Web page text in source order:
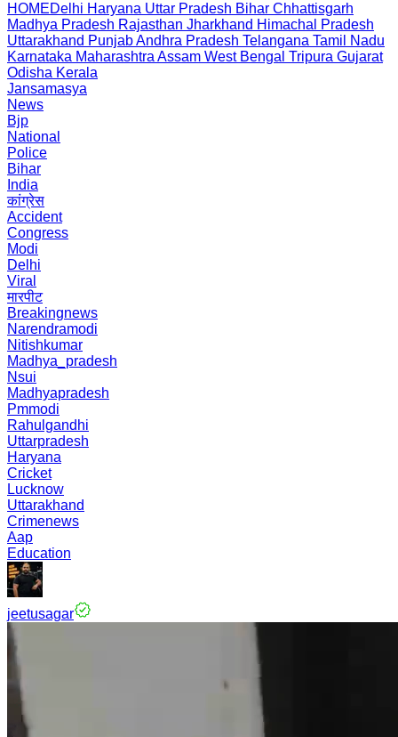
HOMEDelhi Haryana Uttar Pradesh Bihar Chhattisgarh
Madhya Pradesh Rajasthan Jharkhand Himachal Pradesh
Uttarakhand PunjabAndhra Pradesh Telangana Tamil Nadu
Karnataka Maharashtra Assam West Bengal Tripura Gujarat
Odisha Kerala
Jansamasya
News
Bjp
National
Police
Bihar
India
कांग्रेस
Accident
Congress
Modi
Delhi
Viral
मारपीट
Breakingnews
Narendramodi
Nitishkumar
Madhya_pradesh
Nsui
Madhyapradesh
Pmmodi
Rahulgandhi
Uttarpradesh
Haryana
Cricket
Lucknow
Uttarakhand
Crimenews
Aap
Education
jeetusagar